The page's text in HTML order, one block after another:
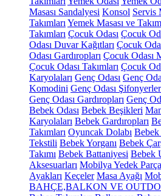
Masası Sandalyesi Konsol Servis
Takımları Yemek Masası ve
Takımları Çocuk Odası Çocuk
Odası Duvar Kağıtları Çocuk
Odası Gardıropları Çocuk Odası
Çocuk Odası Takımları Çocuk
Karyolaları Genç Odası Genç
Komodini Genç Odası
Genç Odası Gardıropları Genç
Bebek Odası Bebek Beşikleri
Karyolaları Bebek Gardıropları
Takımları Oyuncak Dolabı
Tekstili Bebek Yorganı Bebek
Takımı Bebek Battaniyesi Bebek
Aksesuarları Mobilya Yedek
Ayakları Keçeler Masa Ayağı
BAHÇE,BALKON VE